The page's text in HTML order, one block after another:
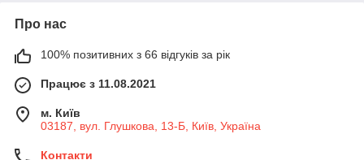
Про нас
100% позитивних з 66 відгуків за рік
Працює з 11.08.2021
м. Київ
03187, вул. Глушкова, 13-Б, Київ, Україна
Контакти